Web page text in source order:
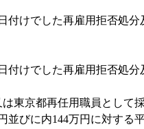
付けでした再雇用拒否処
付けでした再雇用拒否処
東京都再任用職員として採
びに内144万円に対する